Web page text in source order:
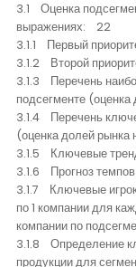
3.1 Оценка
выражениях: 22
3.1.1 Первый
3.1.2 Второй
3.1.3 Перечень
подсегменте
3.1.4 Перечень
(оценка долей
3.1.5 Ключевые
3.1.6 Прогноз
3.1.7 Ключевые
по 1 компании для
компании по
3.1.8 Определение
продукции для